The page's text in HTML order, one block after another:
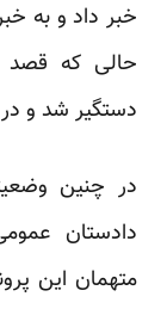
خبر داد و به
حالی که قصد
دستگیر شد و
در چنین
دادستان
متهمان این